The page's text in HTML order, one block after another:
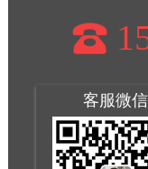
客服微信